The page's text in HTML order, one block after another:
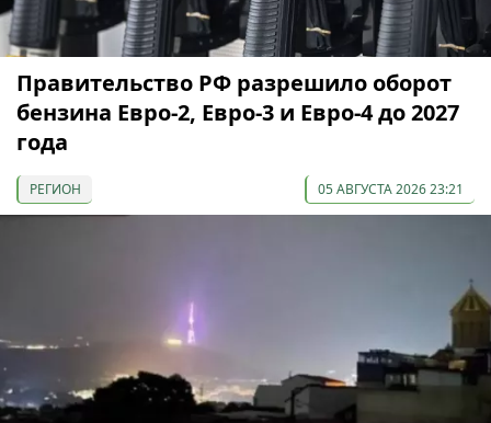
Правительство РФ разрешило оборот
бензина Евро-2, Евро-3 и Евро-4 до 2027
года
РЕГИОН 05 АВГУСТА 2026 23:21